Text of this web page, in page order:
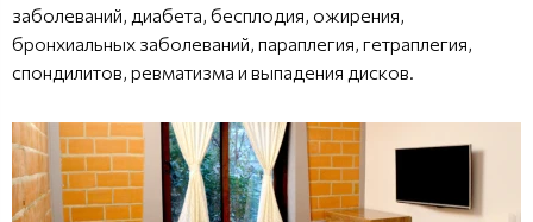
заболеваний, диабета, бесплодия, ожирения,
бронхиальных заболеваний, параплегия, гетраплегия,
спондилитов, ревматизма и выпадения дисков.